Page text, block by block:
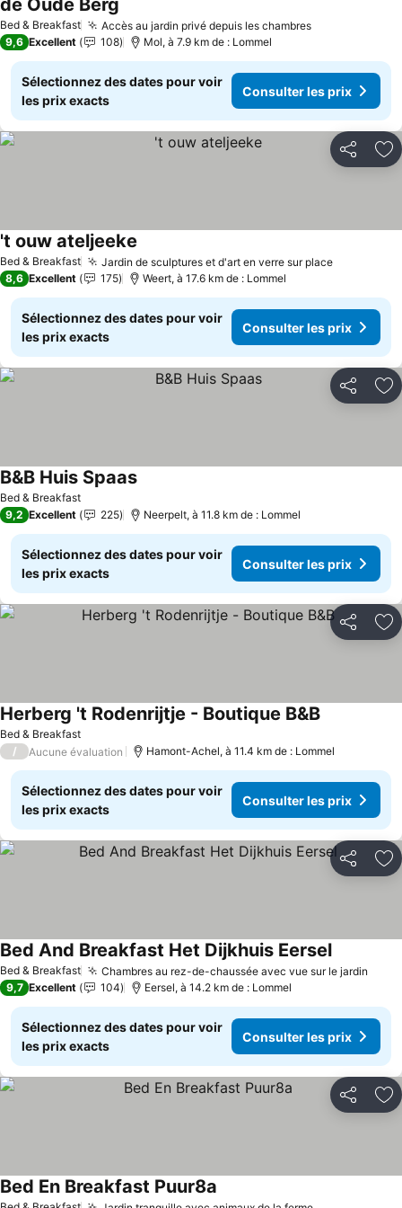
Bed & Breakfast Accès au jardin privé depuis les chambresConsulter
de Oude Berg
9,6 Excellent 108 Mol, à 7.9 km de : Lommel
Sélectionnez des dates pour voir
les prix exacts
Consulter les prix
Partager
Bed & Breakfast Jardin de sculptures et d'art en verre sur place
't ouw ateljeeke
8,6 Excellent 175 Weert, à 17.6 km de : Lommel
Sélectionnez des dates pour voir
les prix exacts
Consulter les prix
Partager
Bed & Breakfast
B&B Huis SpaasConsulter les prix
9,2 Excellent 225 Neerpelt, à 11.8 km de : Lommel
Sélectionnez des dates pour voir
les prix exacts
Consulter les prix
Partager
Bed & Breakfast
Herberg 't Rodenrijtje - Boutique B&BConsulter
/ Aucune évaluation Hamont-Achel, à 11.4 km de : Lommel
Sélectionnez des dates pour voir
les prix exacts
Consulter les prix
Partager
Bed & Breakfast Chambres au rez-de-chaussée avec vue sur le jardin
Bed And Breakfast Het Dijkhuis EerselConsulter
9,7 Excellent 104 Eersel, à 14.2 km de : Lommel
Sélectionnez des dates pour voir
les prix exacts
Consulter les prix
Partager
Bed En Breakfast Puur8a